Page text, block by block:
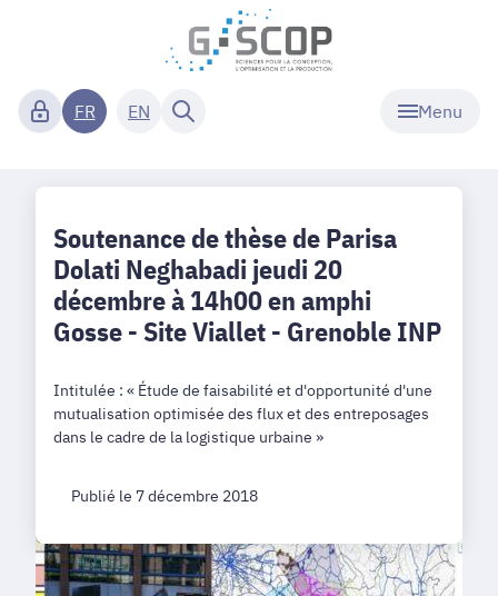
Menu
FR EN
Soutenance de thèse de Parisa
Dolati Neghabadi jeudi 20
décembre à 14h00 en amphi
Gosse - Site Viallet - Grenoble INP
Intitulée : « Étude de faisabilité et d'opportunité d'une
mutualisation optimisée des flux et des entreposages
dans le cadre de la logistique urbaine »
Publié le 7 décembre 2018